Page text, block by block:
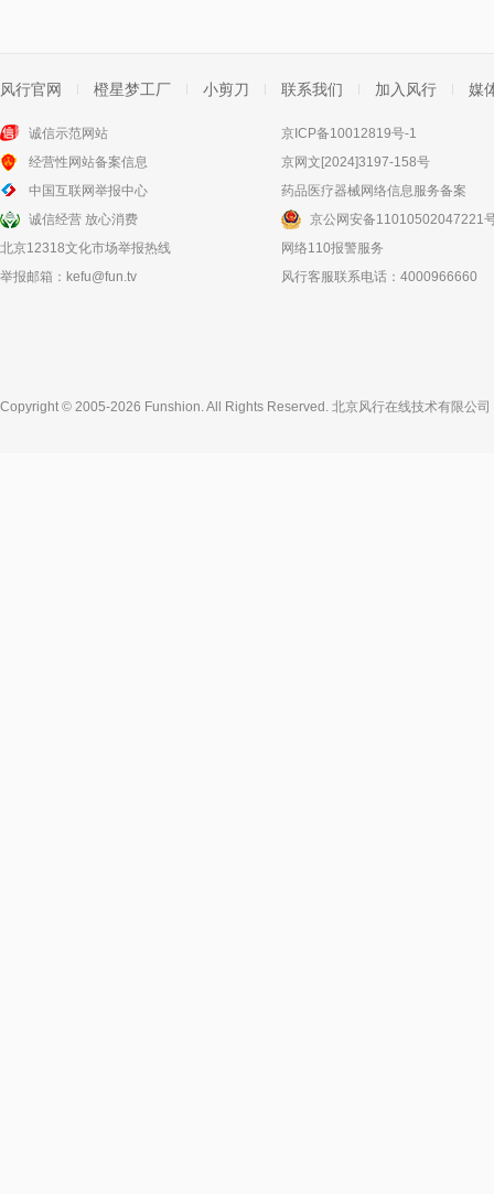
风行官网 橙星梦工厂 小剪刀 联系我们 加入风行 媒
诚信示范网站
经营性网站备案信息
中国互联网举报中心
诚信经营 放心消费
北京12318文化市场举报热线
举报邮箱： kefu@fun.tv
京ICP备10012819号-1
京网文[2024]3197-158号
药品医疗器械网络信息服务备案
京公网安备11010502047221
网络110报警服务
风行客服联系电话：4000966660
Copyright © 2005-2026 Funshion. All Rights Reserved. 北京风行在线技术有限公司